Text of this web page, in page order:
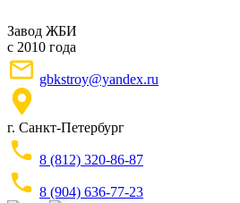
Завод ЖБИ
с 2010 года
gbkstroy@yandex.ru
г. Санкт-Петербург
8 (812) 320-86-87
8 (904) 636-77-23